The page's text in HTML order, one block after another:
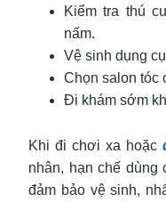
Kiểm tra thú
nấm.
Vệ sinh dụng
Chọn salon tóc
Đi khám sớm
Khi đi chơi xa hoặc
nhân, hạn chế dùng
đảm bảo vệ sinh,